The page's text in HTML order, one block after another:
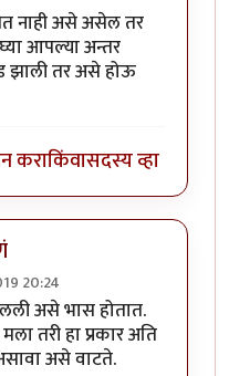
किल्विष
नाही असे असेल तर
आपल्या अन्तर
झाली तर असे होऊ
कराकिंवासदस्य व्हा
20:24
असे भास होतात.
तरी हा प्रकार अति
असे वाटते.